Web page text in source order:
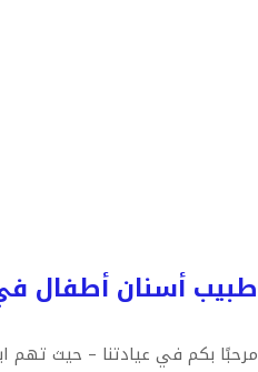
طبيب أسنان أطفال
مرحبًا بكم في عيادتنا – حيث